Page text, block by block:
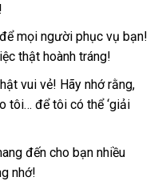
mọi người phục vụ bạn!
thật hoành tráng!
vui vẻ! Hãy nhớ rằng,
tôi… để tôi có thể ‘giải
đến cho bạn nhiều
nhớ!